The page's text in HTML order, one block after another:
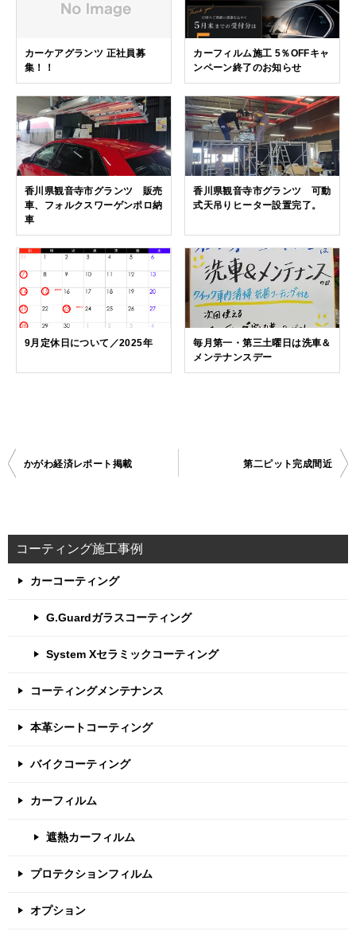
カーケアグランツ 正社員募
集！！
カーフィルム施工 5％OFFキャ
ンペーン終了のお知らせ
香川県観音寺市グランツ 販売
車、フォルクスワーゲンポロ納
車
香川県観音寺市グランツ 可動
式天吊りヒーター設置完了。
9月定休日について／2025年
毎月第一・第三土曜日は洗車＆
メンテナンスデー
投
ビ
かがわ経済レポート掲載 第二ピット完成間近
コーティング施工事例
カーコーティング
G.Guardガラスコーティング
System Xセラミックコーティング
コーティングメンテナンス
本革シートコーティング
バイクコーティング
カーフィルム
遮熱カーフィルム
プロテクションフィルム
オプション